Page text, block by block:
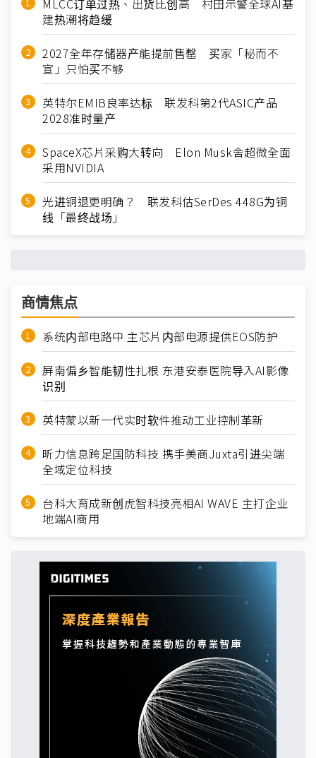
MLCC订单过热、出货比创高 村田示警全球AI基
建热潮将趋缓
2027全年存储器产能提前售罄 买家「秘而不
宣」只怕买不够
英特尔EMIB良率达标 联发科第2代ASIC产品
2028准时量产
SpaceX芯片采购大转向 Elon Musk舍超微全面
采用NVIDIA
光进铜退更明确？ 联发科估SerDes 448G为铜
线「最终战场」
商情焦点
系统内部电路中 主芯片内部电源提供EOS防护
屏南偏乡智能韧性扎根 东港安泰医院导入AI影像
识别
英特蒙以新一代实时软件推动工业控制革新
昕力信息跨足国防科技 携手美商Juxta引进尖端
全域定位科技
台科大育成新创虎智科技亮相AI WAVE 主打企业
地端AI商用